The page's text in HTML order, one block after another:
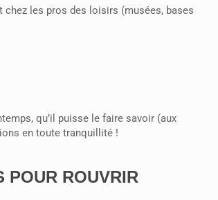
les pros des loisirs (musées, bases
qu’il puisse le faire savoir (aux
en toute tranquillité !
POUR ROUVRIR